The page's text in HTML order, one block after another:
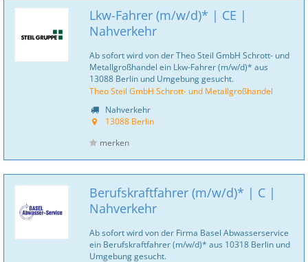
Lkw-Fahrer (m/w/d)* | CE |
Nahverkehr
Ab sofort wird von der Theo Steil GmbH Schrott- und
Metallgroßhandel ein Lkw-Fahrer (m/w/d)* aus
13088 Berlin und Umgebung gesucht.
Theo Steil GmbH Schrott- und Metallgroßhandel
Nahverkehr
13088 Berlin
merken
Berufskraftfahrer (m/w/d)* | C |
Nahverkehr
Ab sofort wird von der Firma Basel Abwasserservice
ein Berufskraftfahrer (m/w/d)* aus 10318 Berlin und
Umgebung gesucht.